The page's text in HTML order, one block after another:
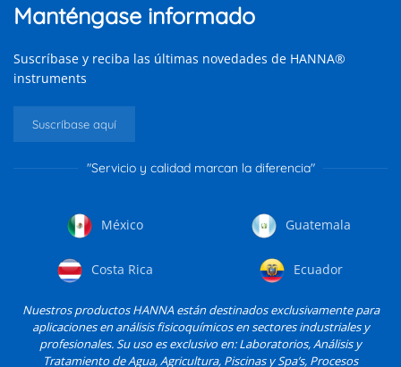
Manténgase informado
Suscríbase y reciba las últimas novedades de HANNA®
instruments
Suscríbase aquí
"Servicio y calidad marcan la diferencia"
México Guatemala
Costa Rica Ecuador
Nuestros productos HANNA están destinados exclusivamente para
aplicaciones en análisis fisicoquímicos en sectores industriales y
profesionales. Su uso es exclusivo en: Laboratorios, Análisis y
Tratamiento de Agua, Agricultura, Piscinas y Spa’s, Procesos